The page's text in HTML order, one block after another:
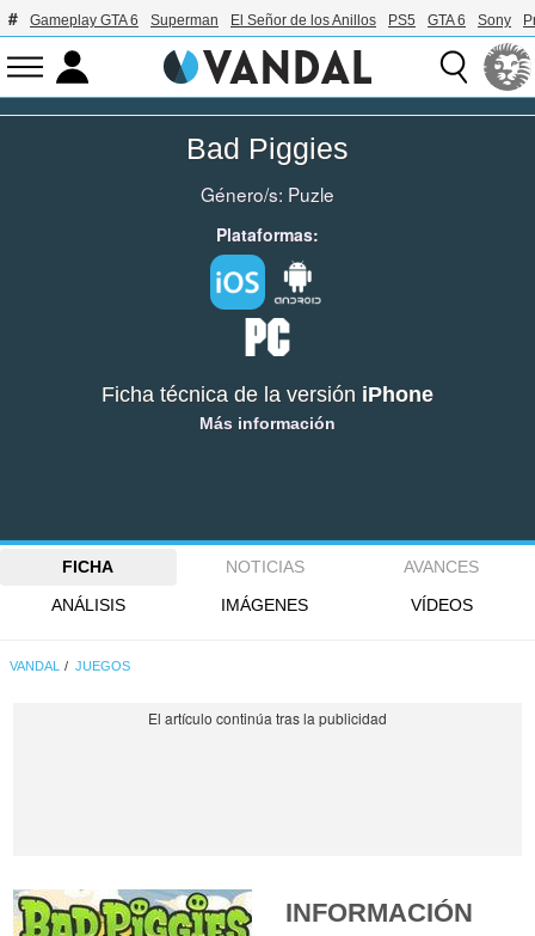
Gameplay GTA 6 Superman El Señor de los Anillos PS5 GTA 6 Sony
Bad Piggies
Género/s: Puzle
Plataformas:
Ficha técnica de la versión iPhone
Más información
FICHA NOTICIAS
AVANCES
ANÁLISIS
IMÁGENES VÍDEOS
VANDAL JUEGOS
INFORMACIÓN